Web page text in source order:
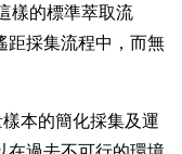
樣的標準萃取流
距採集流程中，而無
本的簡化採集及運